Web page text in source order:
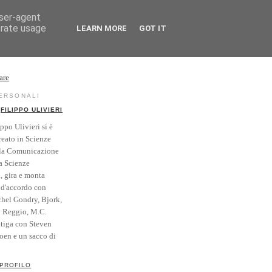
FILIPPO ULIVIERI
Ulivieri si è
in Scienze
Comunicazione
Scienze
gira e monta
con
Gondry, Bjork,
Reggio, M.C.
con Steven
e un sacco di
agent
usage
LEARN MORE GOT IT